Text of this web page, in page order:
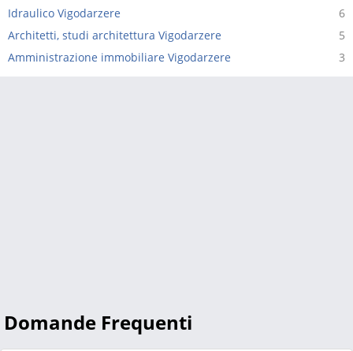
6
Idraulico Vigodarzere
5
Architetti, studi architettura Vigodarzere
3
Amministrazione immobiliare Vigodarzere
Domande Frequenti